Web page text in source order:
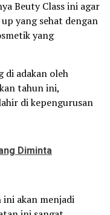
Beuty Class ini agar
yang sehat dengan
yang
di adakan oleh
tahun ini,
di kepengurusan
Diminta
akan menjadi